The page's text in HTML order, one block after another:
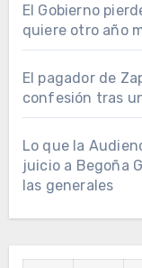
El Gobierno
quiere otro año
El pagador de
confesión tras
Lo que la
juicio a Begoña
las generales